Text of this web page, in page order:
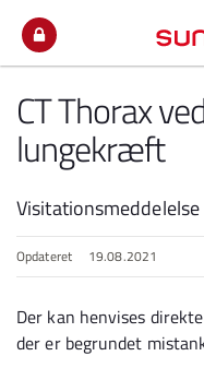
CT Thorax
lungekræft
Visitationsmeddelelse
Opdateret 19.08.2021
Der kan henvises
der er begrundet